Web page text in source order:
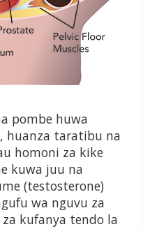
pombe huwa
huanza taratibu na
homoni za kike
kuwa juu na
(testosterone)
wa nguvu za
kufanya tendo la